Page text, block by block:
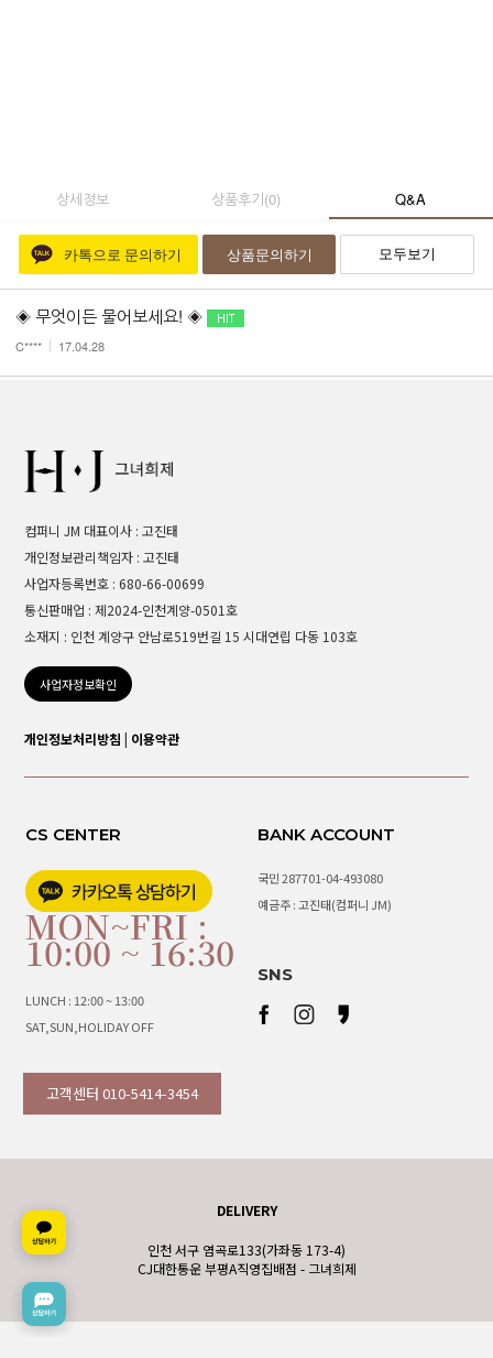
상세정보 상품후기(0) Q&A
카톡으로 문의하기 상품문의하기 모두보기
◈ 무엇이든 물어보세요! ◈
C**** 17.04.28
컴퍼니 JM 대표이사 : 고진태
개인정보관리책임자 : 고진태
사업자등록번호 : 680-66-00699
통신판매업 : 제2024-인천계양-0501호
소재지 : 인천 계양구 안남로519번길 15 시대연립 다동 103호
사업자정보확인
개인정보처리방침 | 이용약관
CS CENTER
MON~FRI :
10:00 ~ 16:30
LUNCH : 12:00 ~ 13:00
SAT,SUN,HOLIDAY OFF
고객센터 010-5414-3454
BANK ACCOUNT
국민 287701-04-493080
예금주 : 고진태(컴퍼니 JM)
SNS
DELIVERY
인천 서구 염곡로133(가좌동 173-4)
CJ대한통운 부평A직영집배점 - 그녀희제